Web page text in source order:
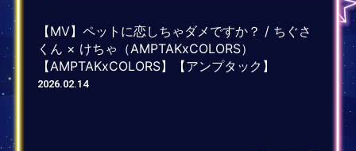
【MV】ペットに恋しちゃダメですか？ / ちぐさ
くん × けちゃ（AMPTAKxCOLORS）
【AMPTAKxCOLORS】【アンプタック】
2026.02.14